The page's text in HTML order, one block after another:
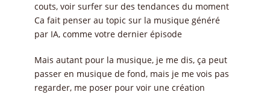
couts, voir surfer sur des tendances du moment
Ca fait penser au topic sur la musique généré
par IA, comme votre dernier épisode
Mais autant pour la musique, je me dis, ça peut
passer en musique de fond, mais je me vois pas
regarder, me poser pour voir une création